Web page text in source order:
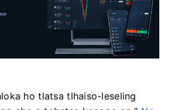
ho tlatsa tlhaiso-leseling